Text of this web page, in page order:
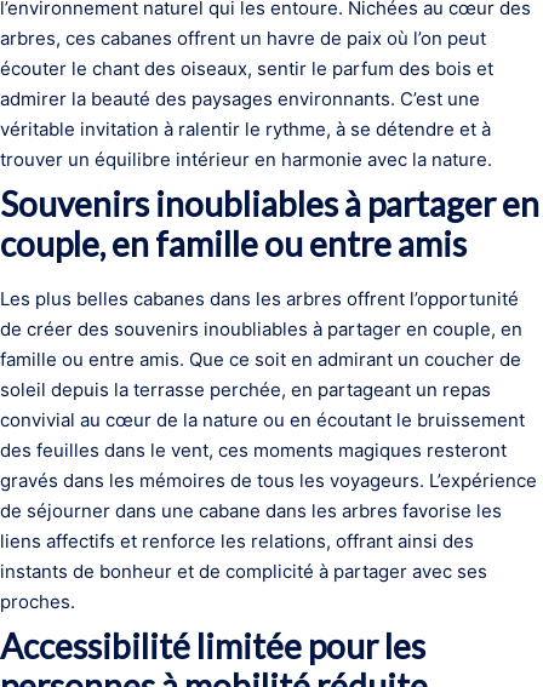
l’environnement naturel qui les entoure. Nichées au cœur des
arbres, ces cabanes offrent un havre de paix où l’on peut
écouter le chant des oiseaux, sentir le parfum des bois et
admirer la beauté des paysages environnants. C’est une
véritable invitation à ralentir le rythme, à se détendre et à
trouver un équilibre intérieur en harmonie avec la nature.
Souvenirs inoubliables à partager en
couple, en famille ou entre amis
Les plus belles cabanes dans les arbres offrent l’opportunité
de créer des souvenirs inoubliables à partager en couple, en
famille ou entre amis. Que ce soit en admirant un coucher de
soleil depuis la terrasse perchée, en partageant un repas
convivial au cœur de la nature ou en écoutant le bruissement
des feuilles dans le vent, ces moments magiques resteront
gravés dans les mémoires de tous les voyageurs. L’expérience
de séjourner dans une cabane dans les arbres favorise les
liens affectifs et renforce les relations, offrant ainsi des
instants de bonheur et de complicité à partager avec ses
proches.
Accessibilité limitée pour les